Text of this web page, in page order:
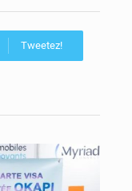
Tweetez!